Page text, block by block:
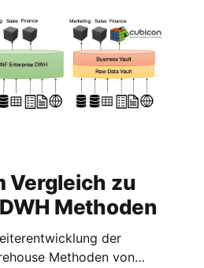
Vergleich zu
Methoden
der
Methoden von